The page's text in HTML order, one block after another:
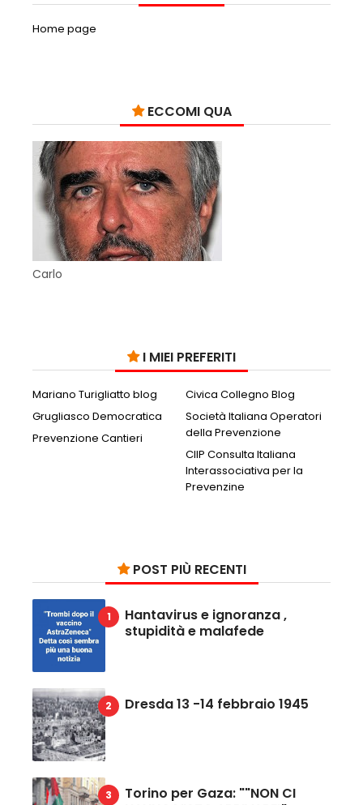
Home page
ECCOMI QUA
Carlo
I MIEI PREFERITI
Mariano Turigliatto blog
Civica Collegno Blog
Grugliasco Democratica
Società Italiana Operatori
della Prevenzione
Prevenzione Cantieri
CIIP Consulta Italiana
Interassociativa per la
Prevenzine
POST PIÙ RECENTI
Hantavirus e ignoranza ,
stupidità e malafede
Dresda 13 -14 febbraio 1945
Torino per Gaza: ""NON CI